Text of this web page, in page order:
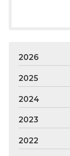
2026
2025
2024
2023
2022